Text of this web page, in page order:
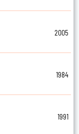
2005
1984
1991